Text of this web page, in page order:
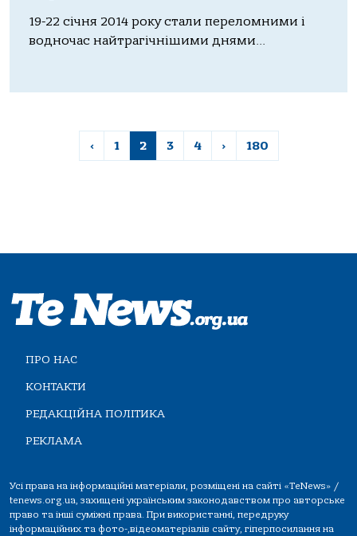
19-22 січня 2014 року стали переломними і
водночас найтрагічнішими днями...
‹ 1 2 3 4 › 180
ПРО НАС
КОНТАКТИ
РЕДАКЦІЙНА ПОЛІТИКА
РЕКЛАМА
Усі права на інформаційні матеріали, розміщені на сайті «TeNews» /
tenews.org.ua, захищені українським законодавством про авторське
право та інші суміжні права. При використанні, передруку
інформаційних та фото-,відеоматеріалів сайту, гіперпосилання на